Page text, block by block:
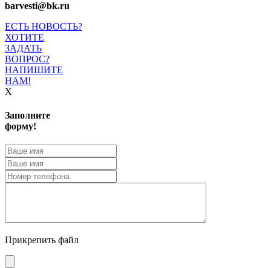
barvesti@bk.ru
ЕСТЬ НОВОСТЬ?
ХОТИТЕ
ЗАДАТЬ
ВОПРОС?
НАПИШИТЕ
НАМ!
X
Заполните
форму!
Прикрепить файл